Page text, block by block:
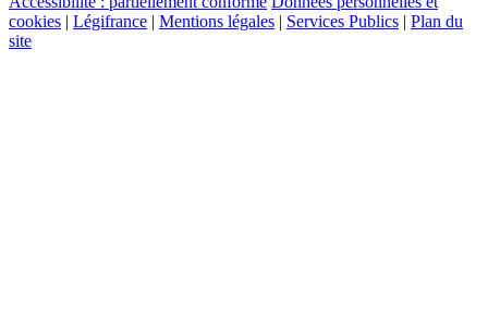
cookies | Légifrance | Mentions légales | Services Publics | Plan du
site